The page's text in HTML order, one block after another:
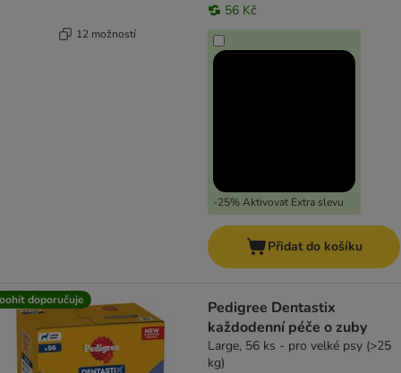
12 možností
56 Kč
-25% Aktivovat Extra slevu
Přidat do košíku
doporučuje
Pedigree Dentastix
každodenní péče o zuby
Large, 56 ks - pro velké psy (>25
kg)